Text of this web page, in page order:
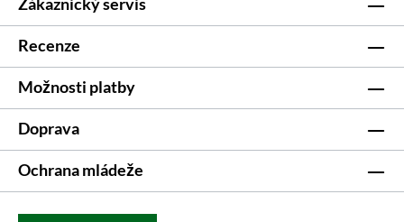
Recenze
Možnosti platby
Doprava
Ochrana mládeže